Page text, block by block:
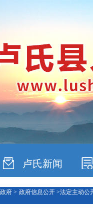
卢氏新闻
府 > 政府信息公开 >法定主动公